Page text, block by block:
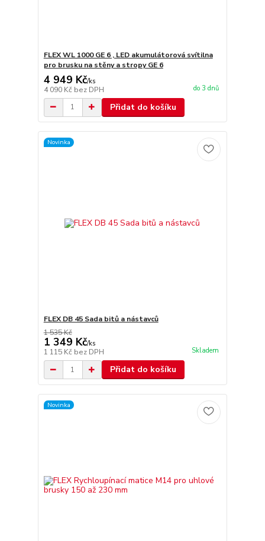
FLEX WL 1000 GE 6 , LED akumulátorová svítilna
pro brusku na stěny a stropy GE 6
4 949 Kč/ks
4 090 Kč bez DPH do 3 dnů
Přidat do košíku
Novinka
FLEX DB 45 Sada bitů a nástavců
1 535 Kč
1 349 Kč/ks
1 115 Kč bez DPH Skladem
Přidat do košíku
Novinka